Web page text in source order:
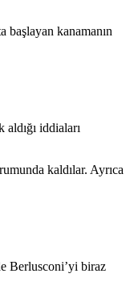
başlayan kanamanın
iddiaları
kaldılar. Ayrıca
Berlusconi’yi biraz